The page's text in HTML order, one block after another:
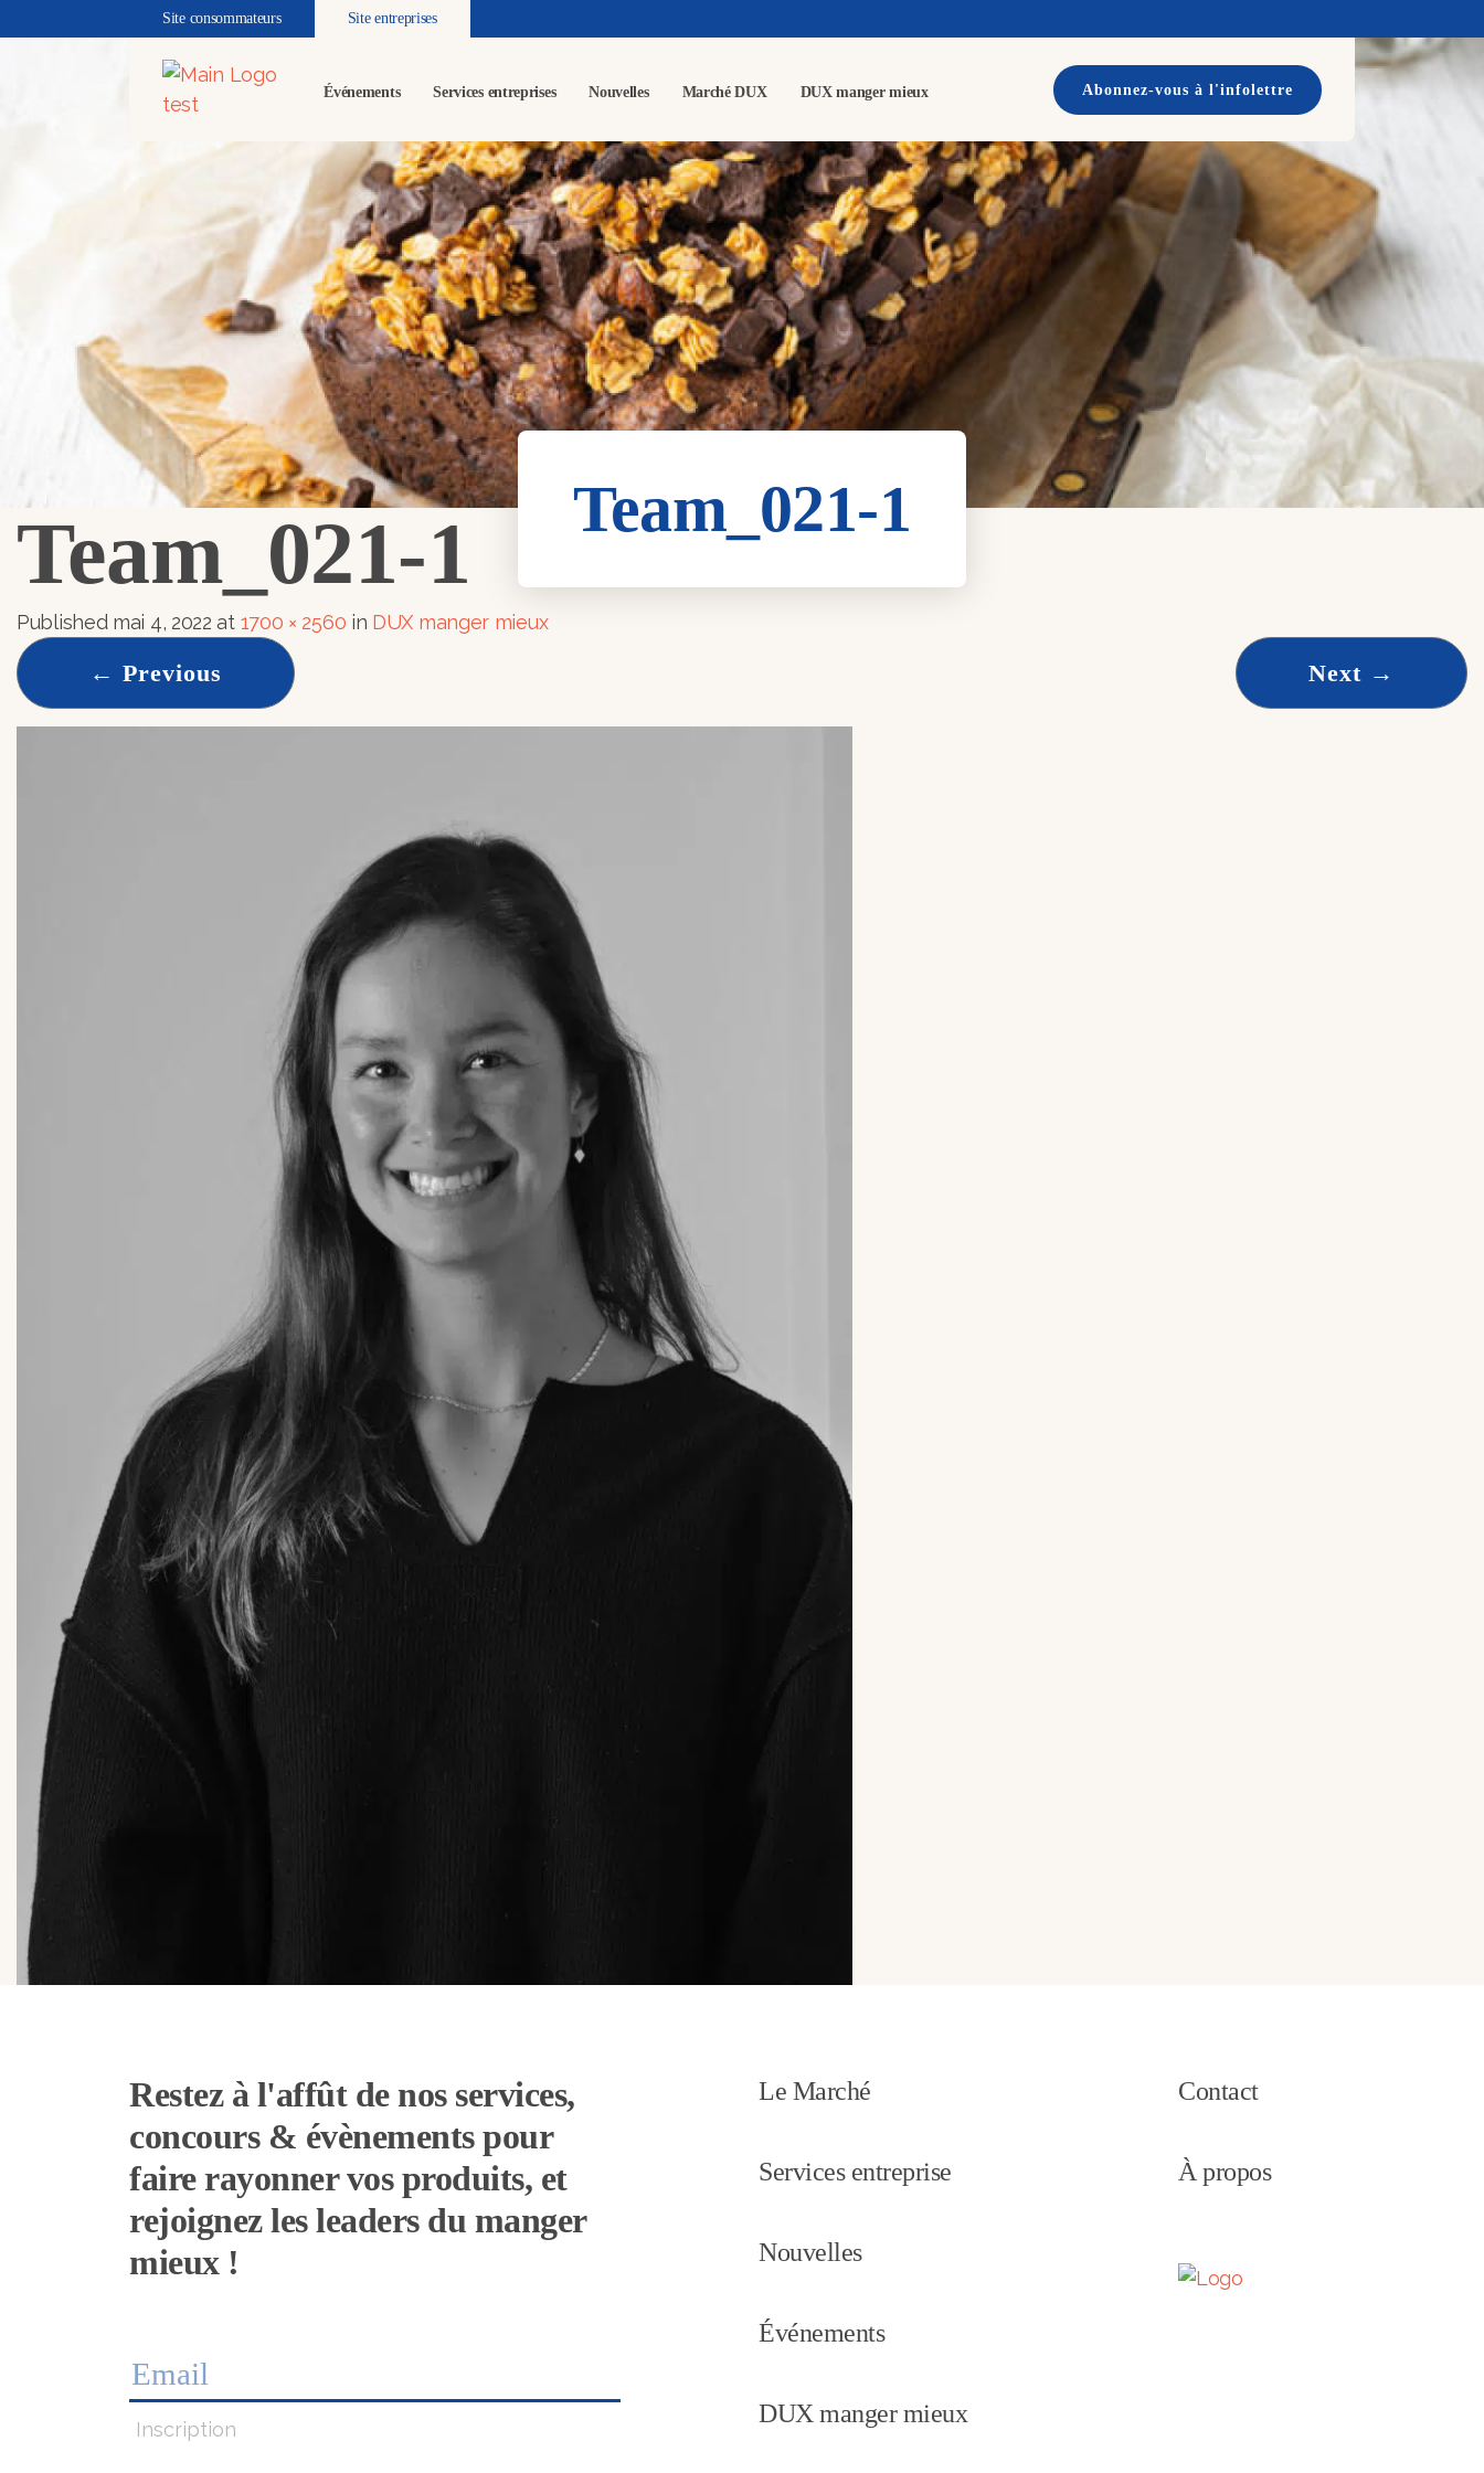
Site consommateurs Site entreprises
Événements Services entreprises Nouvelles Marché DUX DUX manger mieux Abonnez-vous à l'infolettre
Team_021-1
Team_021-1
Published mai 4, 2022 at 1700 × 2560 in DUX manger mieux
← Previous Next →
Restez à l'affût de nos services,
concours & évènements pour
faire rayonner vos produits, et
rejoignez les leaders du manger
mieux !
Inscription
Le Marché
Services entreprise
Nouvelles
Événements
DUX manger mieux
Contact
À propos